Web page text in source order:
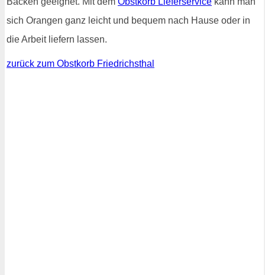
sich Orangen ganz leicht und bequem nach Hause oder in
die Arbeit liefern lassen.
zurück zum Obstkorb Friedrichsthal